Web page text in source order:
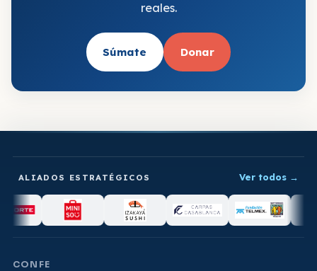
reales.
Súmate Donar
ALIADOS ESTRATÉGICOS Ver todos →
CONFE